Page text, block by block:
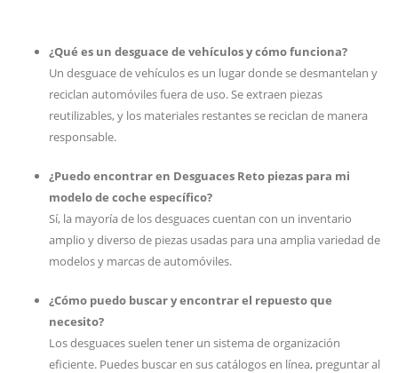
¿Qué es un desguace de vehículos y cómo funciona?
Un desguace de vehículos es un lugar donde se desmantelan y
reciclan automóviles fuera de uso. Se extraen piezas
reutilizables, y los materiales restantes se reciclan de manera
responsable.
¿Puedo encontrar en Desguaces Reto piezas para mi
modelo de coche específico?
Sí, la mayoría de los desguaces cuentan con un inventario
amplio y diverso de piezas usadas para una amplia variedad de
modelos y marcas de automóviles.
¿Cómo puedo buscar y encontrar el repuesto que
necesito?
Los desguaces suelen tener un sistema de organización
eficiente. Puedes buscar en sus catálogos en línea, preguntar al